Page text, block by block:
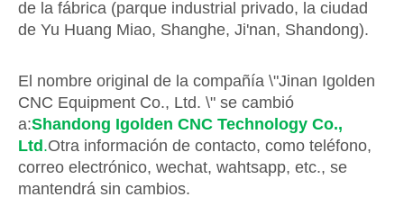
de la fábrica (parque industrial privado, la ciudad
de Yu Huang Miao, Shanghe, Ji'nan, Shandong).
El nombre original de la compañía \"Jinan Igolden
CNC Equipment Co., Ltd. \" se cambió
a:Shandong Igolden CNC Technology Co.,
Ltd .Otra información de contacto, como teléfono,
correo electrónico, wechat, wahtsapp, etc., se
mantendrá sin cambios.